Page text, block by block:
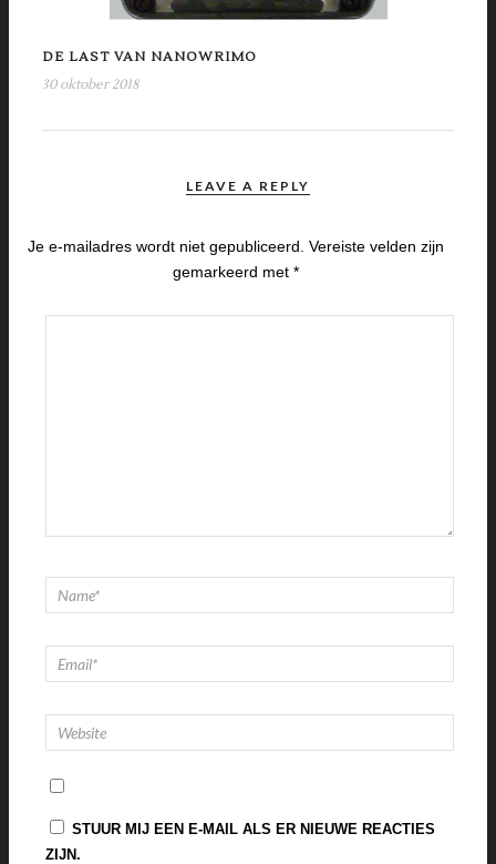
DE LAST VAN NANOWRIMO
30 oktober 2018
LEAVE A REPLY
Je e-mailadres wordt niet gepubliceerd. Vereiste velden zijn
gemarkeerd met*
STUUR MIJ EEN E-MAIL ALS ER NIEUWE REACTIES
ZIJN.